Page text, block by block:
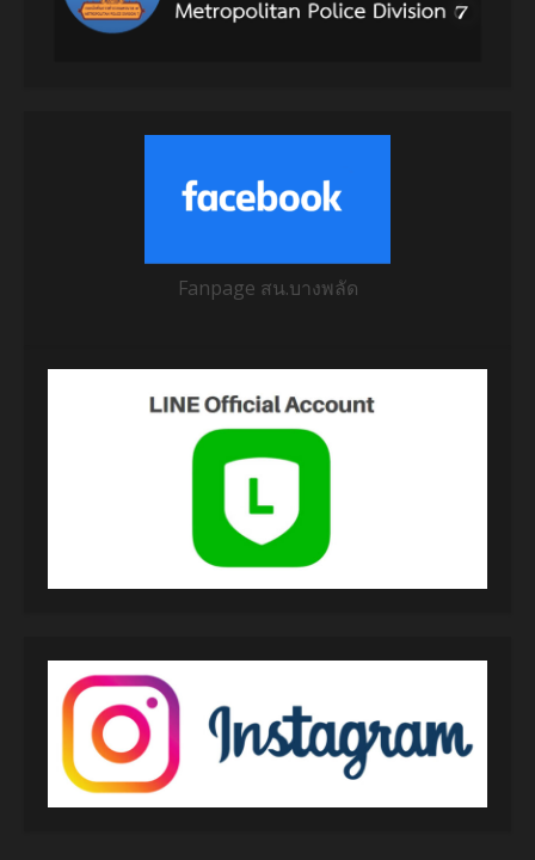
Fanpage สน.บางพลัด